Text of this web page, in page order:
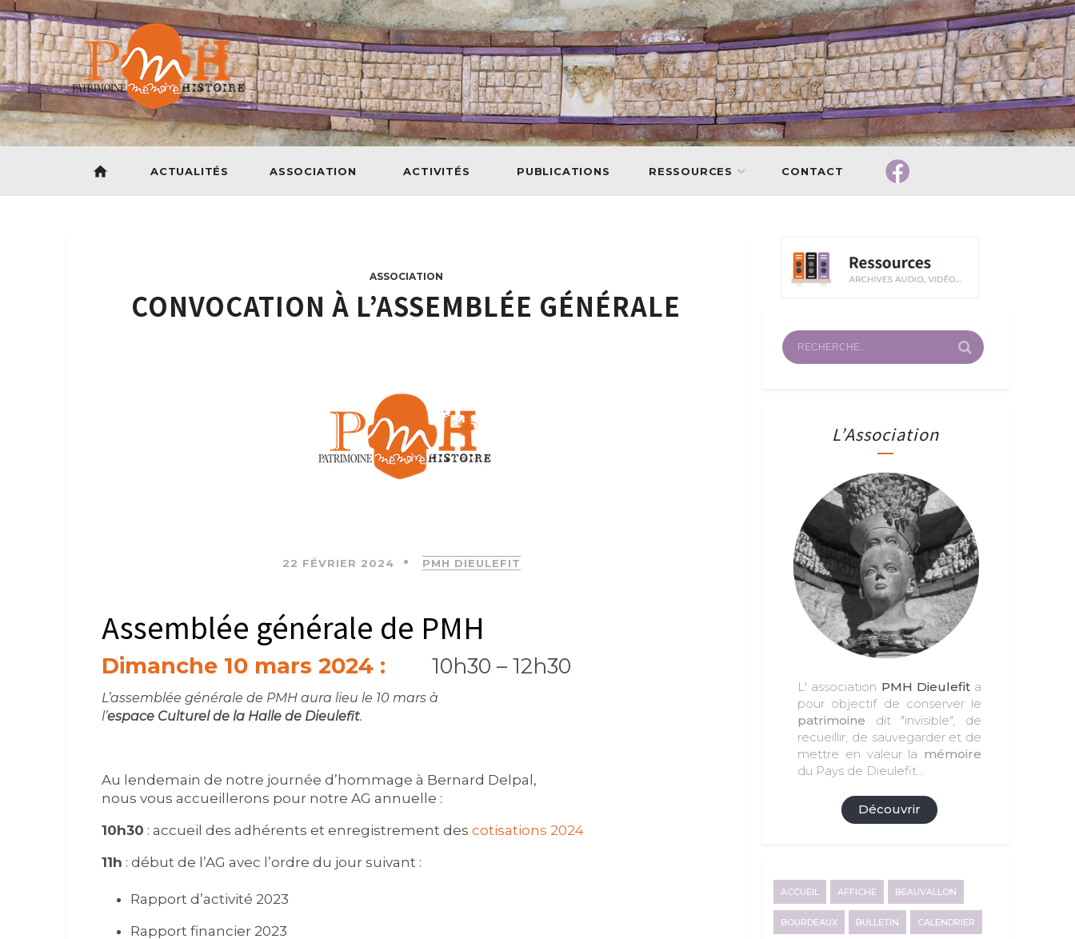
home ACTUALITÉS ASSOCIATION ACTIVITÉS PUBLICATIONS RESSOURCES CONTACT
ASSOCIATION
CONVOCATION À L’ASSEMBLÉE GÉNÉRALE
22 FÉVRIER 2024 PMH DIEULEFIT
Assemblée générale de PMH
Dimanche 10 mars 2024 : 10h30 – 12h30
L’assemblée générale de PMH aura lieu le 10 mars à
l’espace Culturel de la Halle de Dieulefit.
Au lendemain de notre journée d’hommage à Bernard Delpal,
nous vous accueillerons pour notre AG annuelle :
10h30 : accueil des adhérents et enregistrement des cotisations 2024
11h : début de l’AG avec l’ordre du jour suivant :
Rapport d’activité 2023
Rapport financier 2023
L’Association
L' association PMH Dieulefita
pour objectif de conserver le
patrimoine dit "invisible", de
recueillir, de sauvegarder et de
mettre en valeur la mémoire
du Pays de Dieulefit...
Découvrir
ACCUEIL AFFICHE BEAUVALLON
BOURDEAUX BULLETIN CALENDRIER